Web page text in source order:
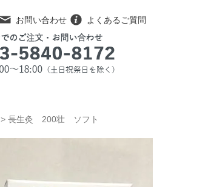
お問い合わせ
よくあるご質問
> 長生灸 200壮 ソフト